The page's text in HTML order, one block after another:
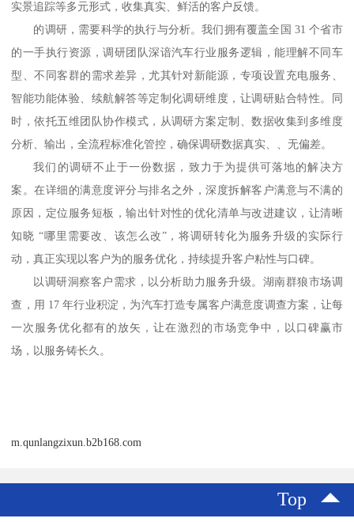
实景追踪等多元形式，收集真实、鲜活的客户反馈。
的调研，需要科学的执行与分析。我们拥有覆盖全国 31 个省市
的一手执行资源，调研团队深谙汽车行业服务逻辑，能理解不同车
型、不同客群的需求差异，尤其针对新能源，专项设置充电服务、
智能功能体验、续航解答等定制化调研维度，让调研贴合特性。同
时，依托五维团队协作模式，从调研方案定制、数据收集到多维度
分析、输出，全流程标准化管控，确保调研数据真实、、无偏差。
我们的调研不止于一份数据，致力于为提供可落地的解决方
案。在详细的满意度评分与排名之外，深度拆解客户满意与不满的
原因，定位服务短板，输出针对性的优化清单与改进建议，让清晰
知晓 “哪里需要改、该怎么改”，将调研转化为服务升级的实际行
动，真正实现以客户为的服务优化，持续提升客户粘性与口碑。
以调研洞察客户需求，以分析助力服务升级。湖南群狼市场调
查，用 17 年行业积淀，为汽车打造专属客户满意度调查方案，让每
一次服务优化都有的放矢，让在激烈的市场竞争中，以口碑赢市
场，以服务铸长久。
m.qunlangzixun.b2b168.com
Top